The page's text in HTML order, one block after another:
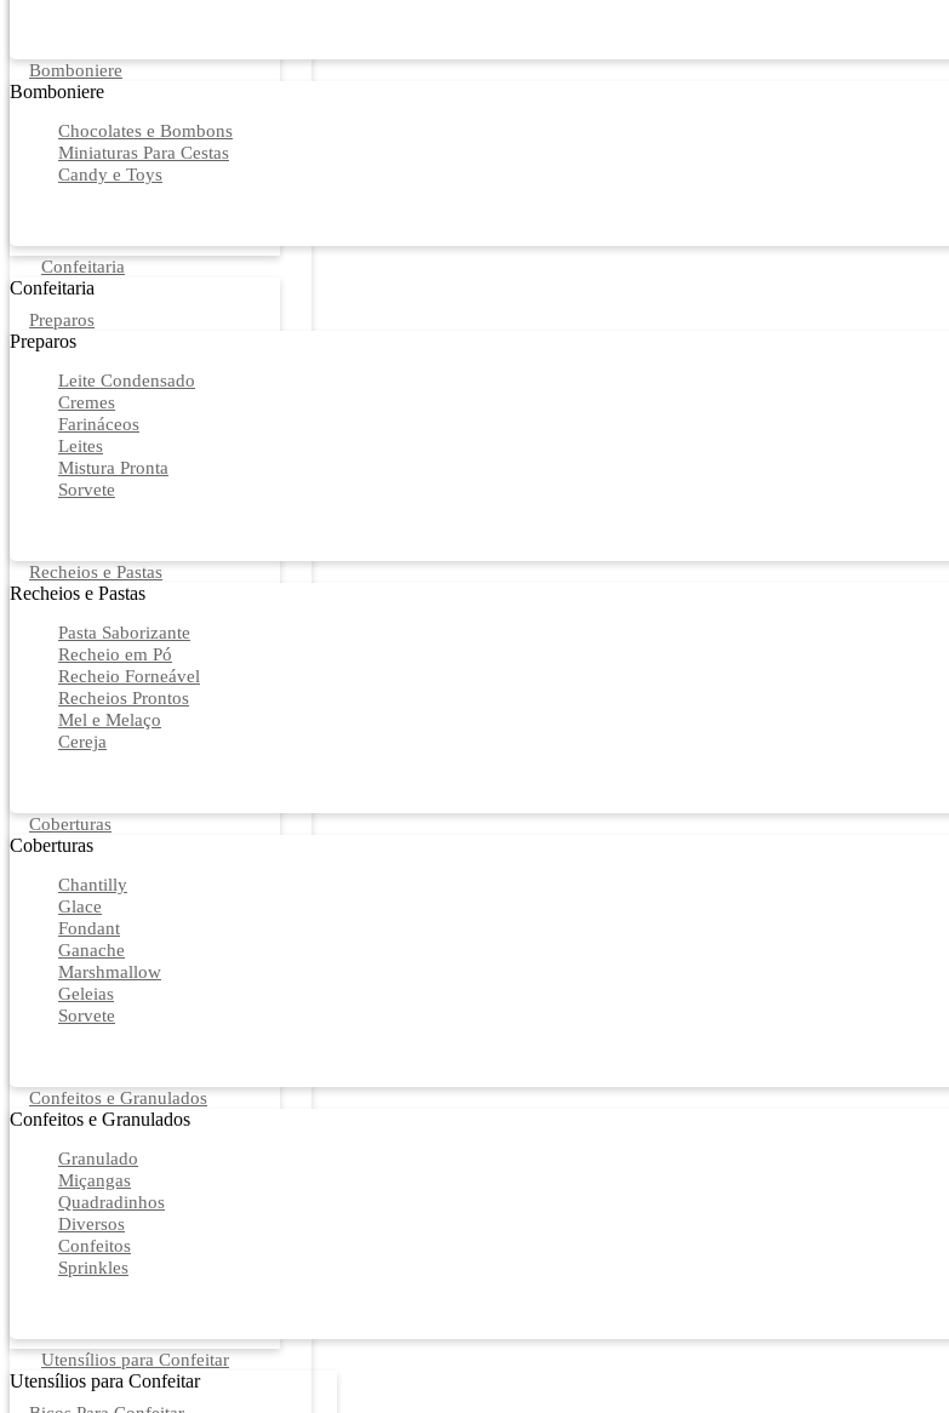
Bomboniere
Bomboniere
Chocolates e Bombons
Miniaturas Para Cestas
Candy e Toys
Confeitaria
Confeitaria
Preparos
Preparos
Leite Condensado
Cremes
Farináceos
Leites
Mistura Pronta
Sorvete
Recheios e Pastas
Recheios e Pastas
Pasta Saborizante
Recheio em Pó
Recheio Forneável
Recheios Prontos
Mel e Melaço
Cereja
Coberturas
Coberturas
Chantilly
Glace
Fondant
Ganache
Marshmallow
Geleias
Sorvete
Confeitos e Granulados
Confeitos e Granulados
Granulado
Miçangas
Quadradinhos
Diversos
Confeitos
Sprinkles
Utensílios para Confeitar
Utensílios para Confeitar